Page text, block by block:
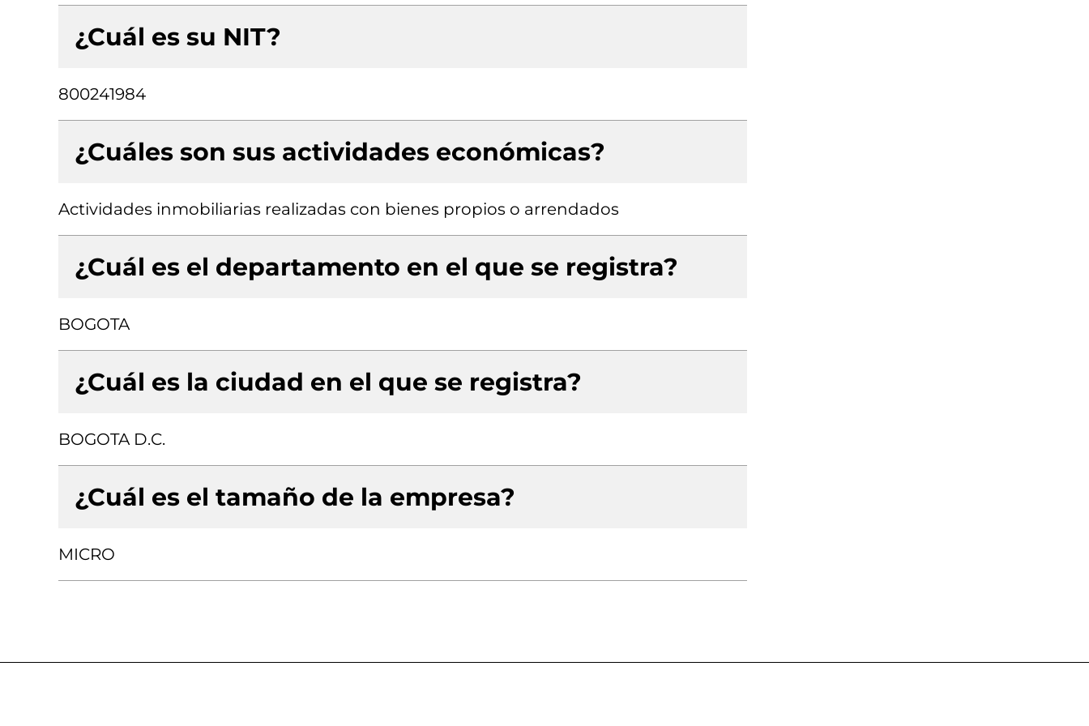
¿Cuál es su NIT?
800241984
¿Cuáles son sus actividades económicas?
Actividades inmobiliarias realizadas con bienes propios o arrendados
¿Cuál es el departamento en el que se registra?
BOGOTA
¿Cuál es la ciudad en el que se registra?
BOGOTA D.C.
¿Cuál es el tamaño de la empresa?
MICRO